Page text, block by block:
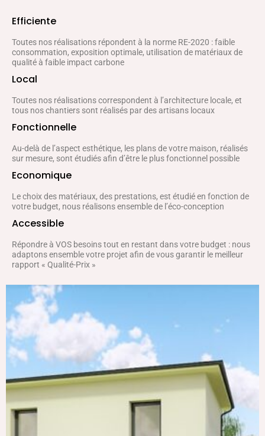
Efficiente
Toutes nos réalisations répondent à la norme RE-2020 : faible
consommation, exposition optimale, utilisation de matériaux de
qualité à faible impact carbone
Local
Toutes nos réalisations correspondent à l’architecture locale, et
tous nos chantiers sont réalisés par des artisans locaux
Fonctionnelle
Au-delà de l’aspect esthétique, les plans de votre maison, réalisés
sur mesure, sont étudiés afin d’être le plus fonctionnel possible
Economique
Le choix des matériaux, des prestations, est étudié en fonction de
votre budget, nous réalisons ensemble de l’éco-conception
Accessible
Répondre à VOS besoins tout en restant dans votre budget : nous
adaptons ensemble votre projet afin de vous garantir le meilleur
rapport « Qualité-Prix »